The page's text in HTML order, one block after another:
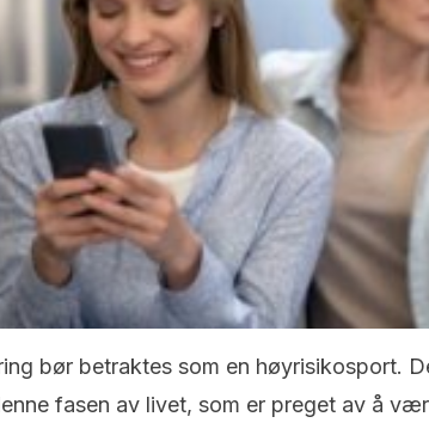
bør betraktes som en høyrisikosport.
fasen av livet, som er preget av å